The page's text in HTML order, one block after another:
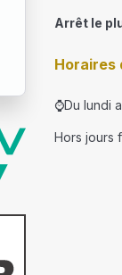
Arrêt le
⌚Du lundi
Hors jours